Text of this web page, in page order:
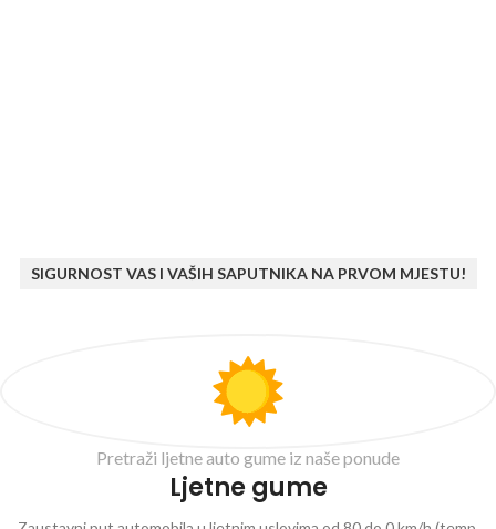
SIGURNOST VAS I VAŠIH SAPUTNIKA NA PRVOM MJESTU!
Pretraži ljetne auto gume iz naše ponude
Ljetne gume